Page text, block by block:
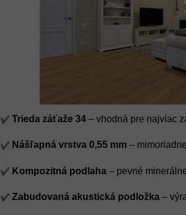
Trieda záťaže 34 – vhodná pre najviac
Nášľapná vrstva 0,55 mm –
Kompozitná podlaha– pevné
Zabudovaná akustická podložka–